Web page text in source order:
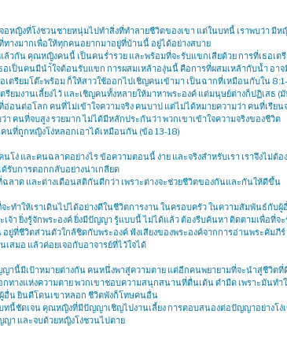
จอหญิงที่โง่ชวนชายหนุ่มไปทำสิ่งที่ทำลายชีวิตของเขา แต่ในบทนี้ เราพบว่า มี
างมากเพื่อให้ทุกคนอยากมาอยู่ที่บ้านนี้ อยู่ได้อย่างสบาย
ล้วกัน คุณหญิงคนนี้ เป็นคนร่ำรวย และพร้อมที่จะรับแขกเสียด้วย การที่เธอเต
อเป็นคนมีนำ้ใจต้อนรับแขก การผสมเหล้าองุ่นนี้ คือการที่ผสมเหล้ากับน้ำ อาจ
อเตรียมโต๊ะพร้อม ก็ให้สาวใช้ออกไปเชิญคนเข้ามา เป็นฉากที่เหมือนกับใน
รียมงานเลี้ยงไว้ และเชิญคนทั้งหลายให้มาหาพระองค์ แต่มนุษย์ต่างก็ปฏิเสธ (
อ่อนต่อโลก คนที่ไม่เข้าใจความจริง คนบาป แต่ไม่ได้หมายความว่า คนที่เรียน
า คนที่จบสูง รวยมาก ไม่ได้มีหลักประกันว่า พวกเขาเข้าใจความจริงของชีวิต
นที่ถูกหญิงโง่หลอกเอาได้เหมือนกัน (ข้อ 13-18)
โง่ และคนฉลาดอย่างไร ข้อความตอนนี้ ง่าย และจริงสำหรับเรา เราจึงไม่ต้อ
รับการตอกกลับอย่างน่าเกลียด
ฉลาด และต่างเตือนสติกันดีกว่า เพราะต่างจะช่วยชีวิตของกันและกันให้ดีขึ้น
ะทำให้เราเดินไปได้อย่างดีในชีวิตการงาน ในครอบครัว ในความสัมพันธ์กับ
เจ้า ยิ่งรู้จักพระองค์ ยิ่งมีปัญญา รู้แบบนี้ ไม่ได้แล้ว ต้องรีบค้นหา ติดตามเพื่อที่จะ
ยู่ที่ชีวิตส่วนตัวใกล้ชิดกับพระองค์ ฟังเสียงของพระองค์จากการอ่านพระคัมภีร์
สมอ แล้วค่อยเจอกับอาจารย์ที่ไว้ใจได้
นี้มีเป้าหมายต่างกัน คนหนึ่งพาสู่ความตาย แต่อีกคนพยายามที่จะนำสู่ชีวิตที่ดี
กทางแห่งความตาย พวกเขาชอบความสนุกสนานที่ตื่นเต้น ดำมืด เพราะมันทำ
อื่น ยินดีโดนเขาหลอก ชีวิตพังก็โทษคนอื่น
ทนี้ชัดเจน คุณหญิงที่มีปัญญาเชิญไปงานเลี้ยง การตอบสนองต่อปัญญาอย่างโง่
ญา และจบด้วยหญิงโง่ชวนไปตาย